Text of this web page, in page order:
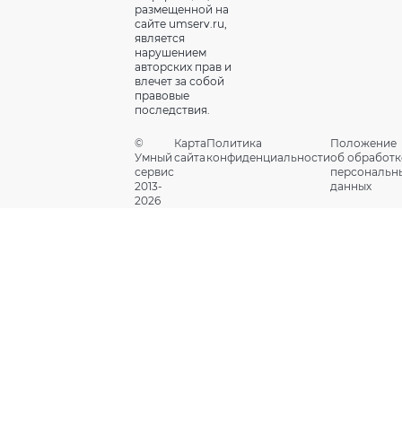
размещенной на
сайте umserv.ru,
является
нарушением
авторских прав и
влечет за собой
правовые
последствия.
©
Умный
сервис
2013-
2026
Карта
сайта
Политика
конфиденциальности
Положение
об
данных